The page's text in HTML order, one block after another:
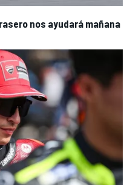
nos ayudará mañana